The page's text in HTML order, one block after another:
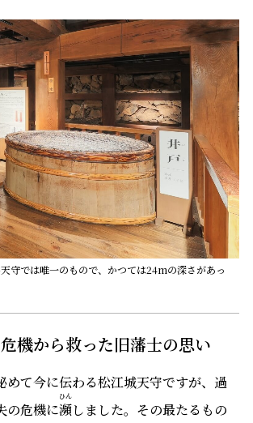
守では唯一のもので、かつては24mの深さがあっ
機から救った旧藩士の思い
めて今に伝わる松江城天守ですが、過
の危機に瀕
ひん
しました。その最たるもの